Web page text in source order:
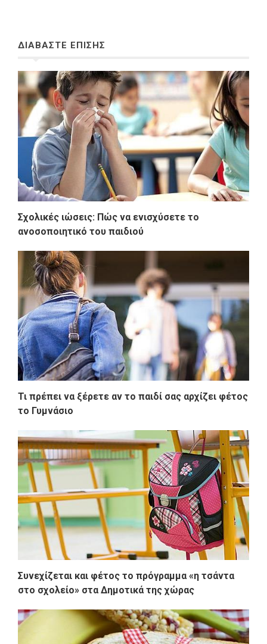
ΔΙΑΒΑΣΤΕ ΕΠΙΣΗΣ
Σχολικές ιώσεις: Πώς να ενισχύσετε το
ανοσοποιητικό του παιδιού
Τι πρέπει να ξέρετε αν το παιδί σας αρχίζει φέτος
το Γυμνάσιο
Συνεχίζεται και φέτος το πρόγραμμα «η τσάντα
στο σχολείο» στα Δημοτικά της χώρας